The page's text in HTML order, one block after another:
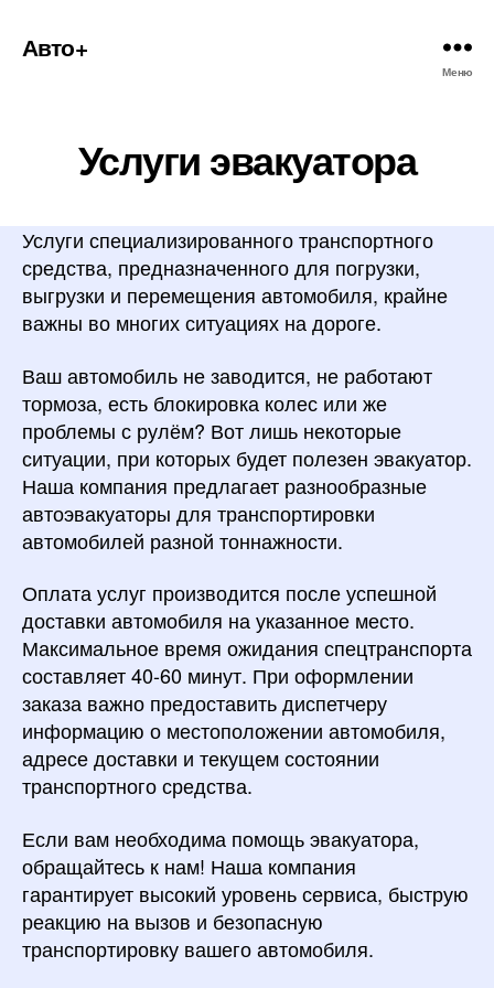
Авто+
Меню
Услуги эвакуатора
Услуги специализированного транспортного
средства, предназначенного для погрузки,
выгрузки и перемещения автомобиля, крайне
важны во многих ситуациях на дороге.
Ваш автомобиль не заводится, не работают
тормоза, есть блокировка колес или же
проблемы с рулём? Вот лишь некоторые
ситуации, при которых будет полезен эвакуатор.
Наша компания предлагает разнообразные
автоэвакуаторы для транспортировки
автомобилей разной тоннажности.
Оплата услуг производится после успешной
доставки автомобиля на указанное место.
Максимальное время ожидания спецтранспорта
составляет 40-60 минут. При оформлении
заказа важно предоставить диспетчеру
информацию о местоположении автомобиля,
адресе доставки и текущем состоянии
транспортного средства.
Если вам необходима помощь эвакуатора,
обращайтесь к нам! Наша компания
гарантирует высокий уровень сервиса, быструю
реакцию на вызов и безопасную
транспортировку вашего автомобиля.